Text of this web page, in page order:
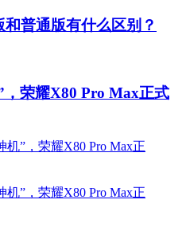
普通版有什么区别？
，荣耀X80 Pro Max正式